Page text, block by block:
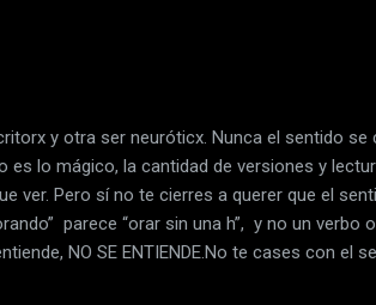
y otra ser neuróticx. Nunca el sentido se
lo mágico, la cantidad de versiones y
ver. Pero sí no te cierres a querer que el
parece “orar sin una h”, y no un verbo
NO SE ENTIENDE.No te cases con el